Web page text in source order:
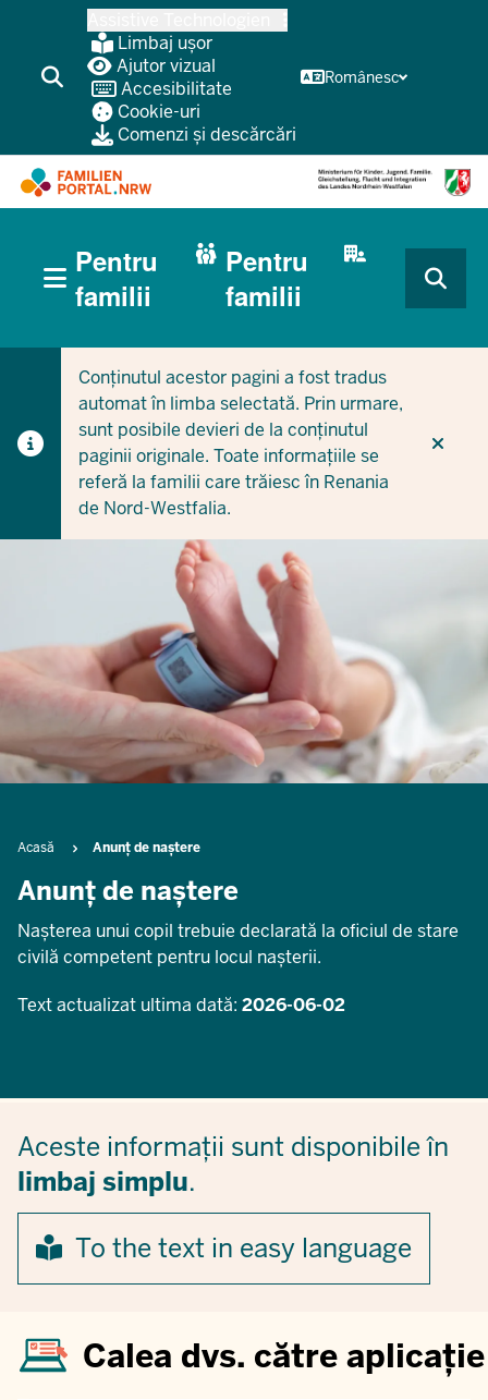
conținutul
principal
Limbaj ușor
Ajutor vizual
Accesibilitate
Cookie-uri
Comenzi și descărcări
Românesc
CURRENT SECTION PENTRU FAMILII
CURRENT SECTION PENTRU ÎNTREPRINDERI/
(BÜRGERBEREICH
MOBILE)
Pentru
familii
Pentru
familii
Conținutul acestor pagini a fost tradus
automat în limba selectată. Prin urmare,
sunt posibile devieri de la conținutul
paginii originale. Toate informațiile se
referă la familii care trăiesc în Renania
de Nord-Westfalia.
Breadcrumb
Acasă Anunț de naștere
Anunț de naștere
Nașterea unui copil trebuie declarată la oficiul de stare
civilă competent pentru locul nașterii.
Text actualizat ultima dată: 2026-06-02
Aceste informații sunt disponibile în
limbaj simplu.
To the text in easy language
Calea dvs. către aplicație